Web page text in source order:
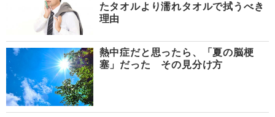
たタオルより濡れタオルで拭うべき
理由
熱中症だと思ったら、「夏の脳梗
塞」だった その見分け方